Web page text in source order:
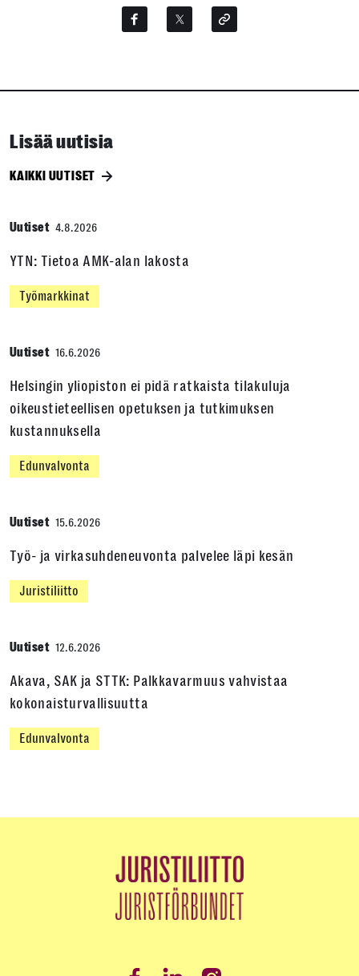
Lisää uutisia
KAIKKI UUTISET
Uutiset 4.8.2026
YTN: Tietoa AMK-alan lakosta
Työmarkkinat
Uutiset 16.6.2026
Helsingin yliopiston ei pidä ratkaista tilakuluja
oikeustieteellisen opetuksen ja tutkimuksen
kustannuksella
Edunvalvonta
Uutiset 15.6.2026
Työ- ja virkasuhdeneuvonta palvelee läpi kesän
Juristiliitto
Uutiset 12.6.2026
Akava, SAK ja STTK: Palkkavarmuus vahvistaa
kokonaisturvallisuutta
Edunvalvonta